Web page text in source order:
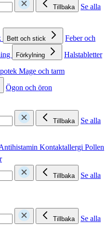
Tillbaka
Se alla
Bett och stick
Feber och
Förkylning
Halstabletter
Mage och tarm
Ögon och öron
Tillbaka
Se alla
Kontaktallergi Pollen
Tillbaka
Se alla
Tillbaka
Se alla